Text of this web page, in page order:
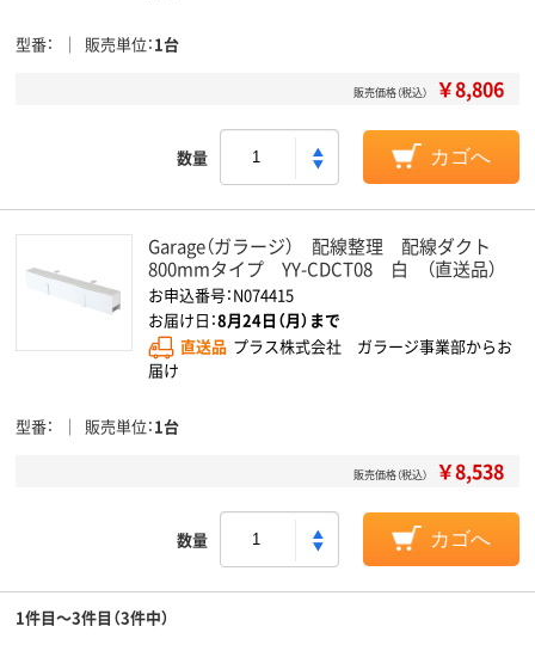
型番 販売単位 1台
販売価格（税込） ￥8,806
数量 カゴへ
Garage（ガラージ） 配線整理 配線ダクト
800mmタイプ YY-CDCT08 白 （直送品）
お申込番号：N074415
お届け日：8月24日（月）まで
直送品 プラス株式会社 ガラージ事業部からお
届け
型番 販売単位 1台
販売価格（税込） ￥8,538
数量 カゴへ
1件目～3件目（3件中）